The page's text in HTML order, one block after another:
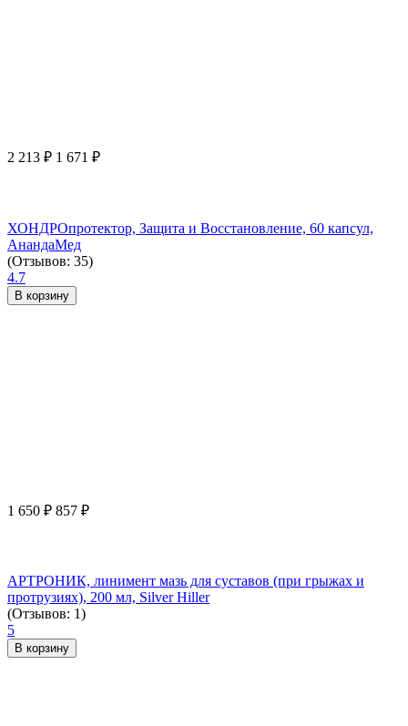
2 213 ₽ 1 671 ₽
ХОНДРОпротектор, Защита и Восстановление, 60 капсул,
АнандаМед
(Отзывов: 35)
4.7
В корзину
1 650 ₽ 857 ₽
АРТРОНИК, линимент мазь для суставов (при грыжах и
протрузиях), 200 мл, Silver Hiller
(Отзывов: 1)
5
В корзину